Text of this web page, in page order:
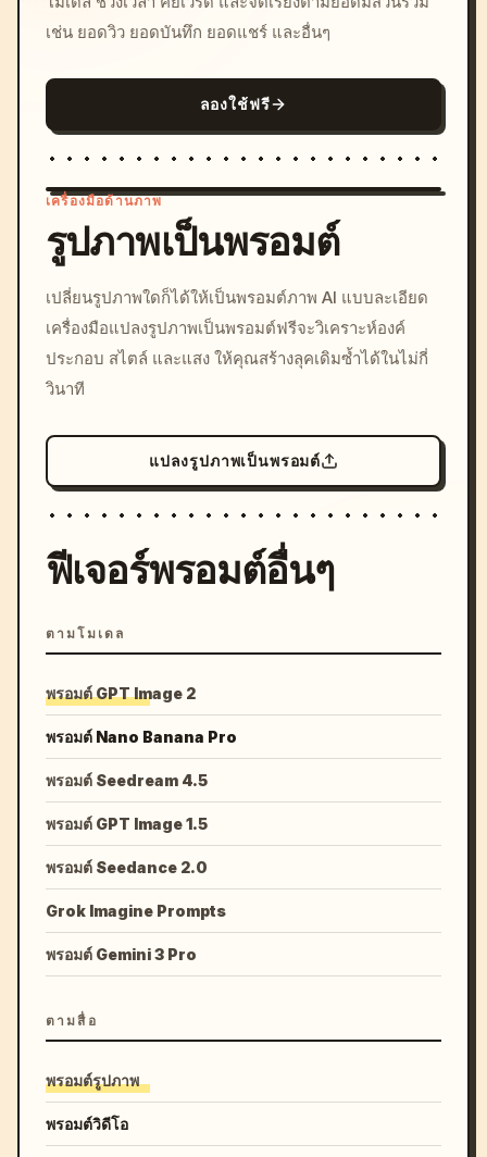
เช่น ยอดวิว ยอดบันทึก ยอดแชร์ และอื่นๆ
ลองใช้ฟรี
c, cyberpunk sunset, neon
colors, 8k --v 6.0
เครื่องมือด้านภาพ
รูปภาพเป็นพรอมต์
เปลี่ยนรูปภาพใดก็ได้ให้เป็นพรอมต์ภาพ AI แบบละเอียด
เครื่องมือแปลงรูปภาพเป็นพรอมต์ฟรีจะวิเคราะห์องค์
ประกอบ สไตล์ และแสง ให้คุณสร้างลุคเดิมซ้ำได้ในไม่กี่
วินาที
แปลงรูปภาพเป็นพรอมต์
ฟีเจอร์พรอมต์อื่นๆ
ตามโมเดล
พรอมต์ GPT Image 2
พรอมต์ Nano Banana Pro
พรอมต์ Seedream 4.5
พรอมต์ GPT Image 1.5
พรอมต์ Seedance 2.0
Grok Imagine Prompts
พรอมต์ Gemini 3 Pro
ตามสื่อ
พรอมต์รูปภาพ
พรอมต์วิดีโอ